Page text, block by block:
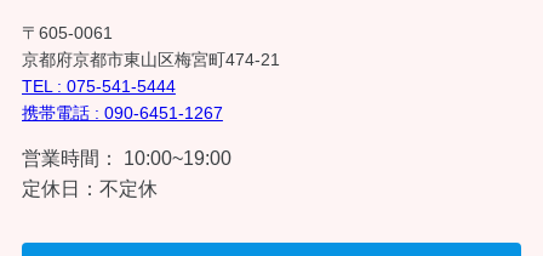
〒605-0061
京都府京都市東山区梅宮町474-21
TEL : 075-541-5444
携帯電話 : 090-6451-1267
営業時間： 10:00~19:00
定休日：不定休